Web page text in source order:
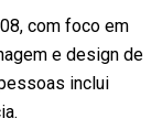
com foco em
e design de
inclui